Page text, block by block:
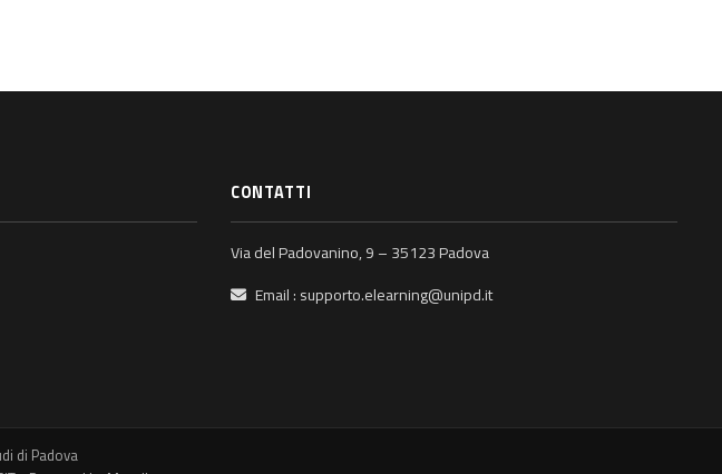
CONTATTI
Via del Padovanino, 9 – 35123 Padova
Email : supporto.elearning@unipd.it
di Padova